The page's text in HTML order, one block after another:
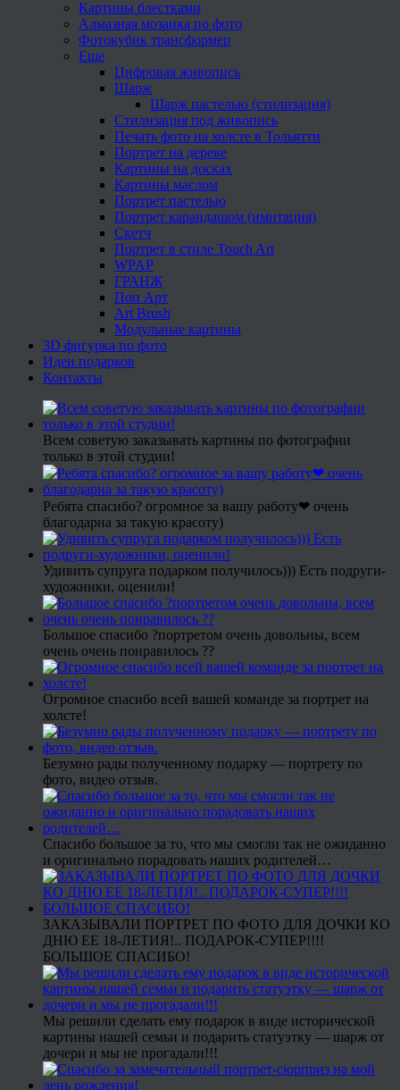
Картины блестками
Алмазная мозаика по фото
Фотокубик трансформер
Еще
Цифровая живопись
Шарж
Шарж пастелью (стилизация)
Стилизация под живопись
Печать фото на холсте в Тольятти
Портрет на дереве
Картины на досках
Картины маслом
Портрет пастелью
Портрет карандашом (имитация)
Скетч
Портрет в стиле Touch Art
WPAP
ГРАНЖ
Поп Арт
Art Brush
Модульные картины
3D фигурка по фото
Идеи подарков
Контакты
Всем советую заказывать картины по фотографии
только в этой студии!
Ребята спасибо? огромное за вашу работу❤ очень
благодарна за такую красоту)
Удивить супруга подарком получилось))) Есть подруги-
художники, оценили!
Большое спасибо ?портретом очень довольны, всем
очень очень понравилось ??
Огромное спасибо всей вашей команде за портрет на
холсте!
Безумно рады полученному подарку — портрету по
фото, видео отзыв.
Спасибо большое за то, что мы смогли так не ожиданно
и оригинально порадовать наших родителей…
ЗАКАЗЫВАЛИ ПОРТРЕТ ПО ФОТО ДЛЯ ДОЧКИ КО
ДНЮ ЕЕ 18-ЛЕТИЯ!.. ПОДАРОК-СУПЕР!!!!
БОЛЬШОЕ СПАСИБО!
Мы решили сделать ему подарок в виде исторической
картины нашей семьи и подарить статуэтку — шарж от
дочери и мы не прогадали!!!